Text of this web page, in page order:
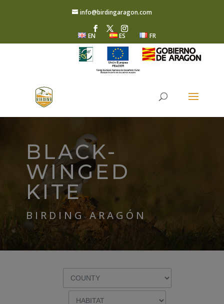
info@birdingaragon.com
EN ES FR
BLACK-
WINGED
KITE
BIRDING ARAGÓN